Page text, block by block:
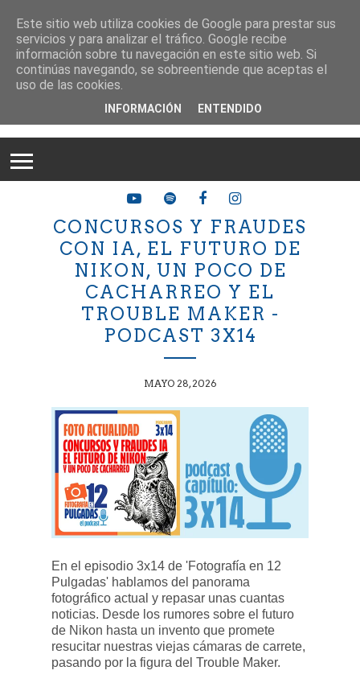
CONCURSOS Y FRAUDES
CON IA, EL FUTURO DE
NIKON, UN POCO DE
CACHARREO Y EL
TROUBLE MAKER -
PODCAST 3X14
MAYO 28, 2026
En el episodio 3x14 de 'Fotografía en 12
Pulgadas' hablamos del panorama
fotográfico actual y repasar unas cuantas
noticias. Desde los rumores sobre el futuro
de Nikon hasta un invento que promete
resucitar nuestras viejas cámaras de carrete,
pasando por la figura del Trouble Maker.
Este sitio web utiliza cookies de Google para prestar sus
servicios y para analizar el tráfico. Google recibe
información sobre tu navegación en este sitio web. Si
continúas navegando, se sobreentiende que aceptas el
uso de las cookies.
INFORMACIÓN ENTENDIDO